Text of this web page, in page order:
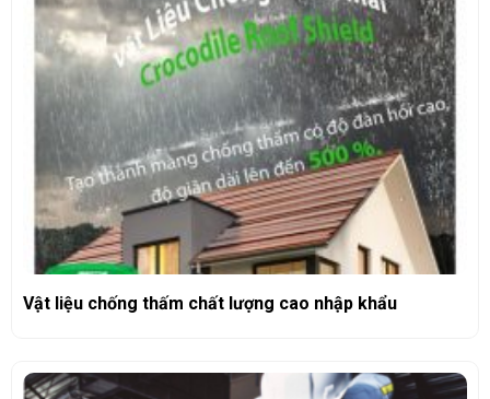
Vật liệu chống thấm chất lượng cao nhập khẩu